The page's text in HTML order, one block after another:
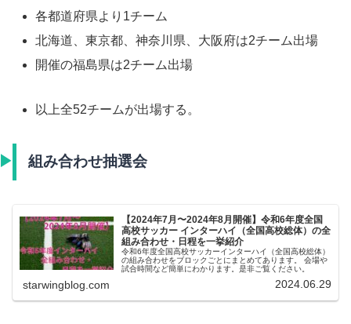
各都道府県より1チーム
北海道、東京都、神奈川県、大阪府は2チーム出場
開催の福島県は2チーム出場
以上全52チームが出場する。
組み合わせ抽選会
【2024年7月〜2024年8月開催】令和6年度全国
高校サッカー インターハイ（全国高校総体）の全
組み合わせ・日程を一挙紹介
令和6年度全国高校サッカーインターハイ（全国高校総体）
の組み合わせをブロックごとにまとめてあります。 会場や
試合時間など簡単にわかります。是非ご覧ください。
starwingblog.com 2024.06.29